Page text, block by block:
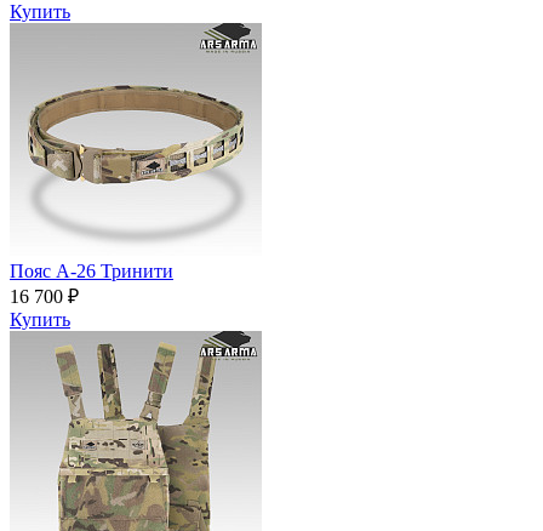
Купить
Пояс A-26 Тринити
16 700 ₽
Купить